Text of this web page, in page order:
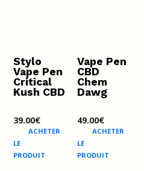
Stylo
Vape Pen
Critical
Kush CBD
39.00€
ACHETER
LE
PRODUIT
Vape Pen
CBD
Chem
Dawg
49.00€
ACHETER
LE
PRODUIT